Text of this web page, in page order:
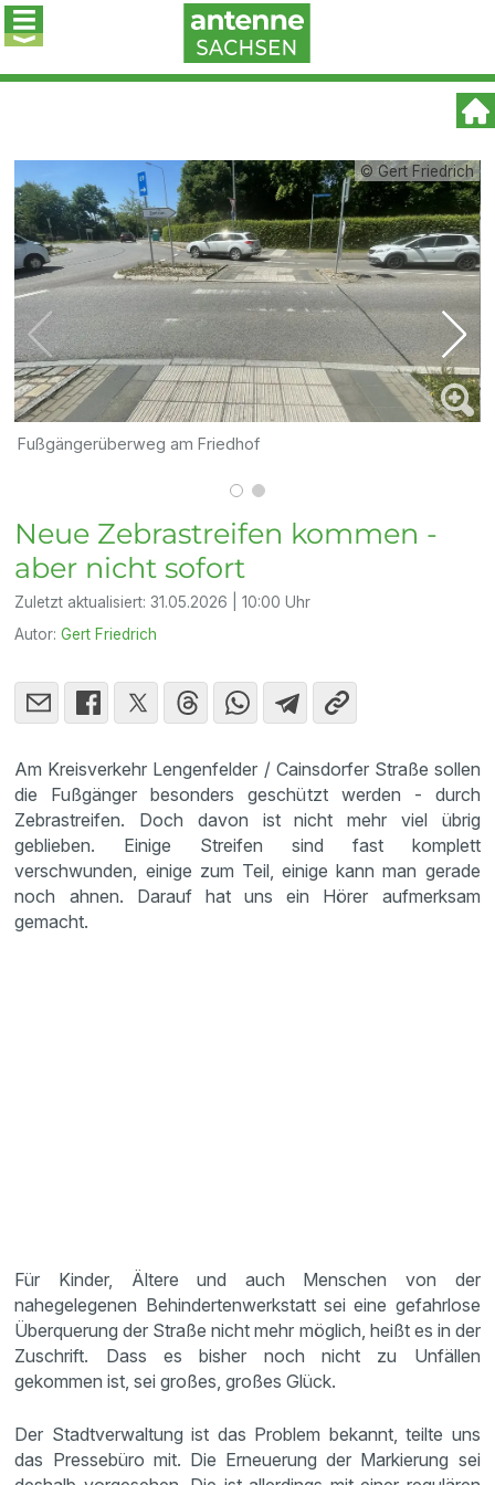
© Gert Friedrich
Fußgängerüberweg am Friedhof
Neue Zebrastreifen kommen -
aber nicht sofort
Zuletzt aktualisiert:31.05.2026 | 10:00 Uhr
Autor:Gert Friedrich
Am Kreisverkehr Lengenfelder / Cainsdorfer Straße sollen
die Fußgänger besonders geschützt werden - durch
Zebrastreifen. Doch davon ist nicht mehr viel übrig
geblieben. Einige Streifen sind fast komplett
verschwunden, einige zum Teil, einige kann man gerade
noch ahnen. Darauf hat uns ein Hörer aufmerksam
gemacht.
Für Kinder, Ältere und auch Menschen von der
nahegelegenen Behindertenwerkstatt sei eine gefahrlose
Überquerung der Straße nicht mehr möglich, heißt es in der
Zuschrift. Dass es bisher noch nicht zu Unfällen
gekommen ist, sei großes, großes Glück.
Der Stadtverwaltung ist das Problem bekannt, teilte uns
das Pressebüro mit. Die Erneuerung der Markierung sei